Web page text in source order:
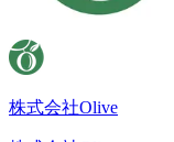
株式会社Olive